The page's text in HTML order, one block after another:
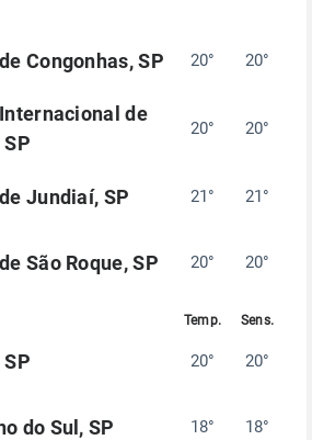
Congonhas, SP 20° 20°
de
20° 20°
Jundiaí, SP 21° 21°
São Roque, SP 20° 20°
20° 20°
do Sul, SP 18° 18°